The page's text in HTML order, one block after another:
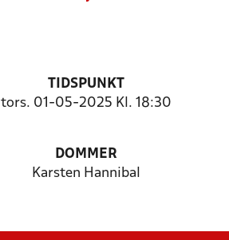
TIDSPUNKT
tors. 01-05-2025 Kl. 18:30
DOMMER
Karsten Hannibal